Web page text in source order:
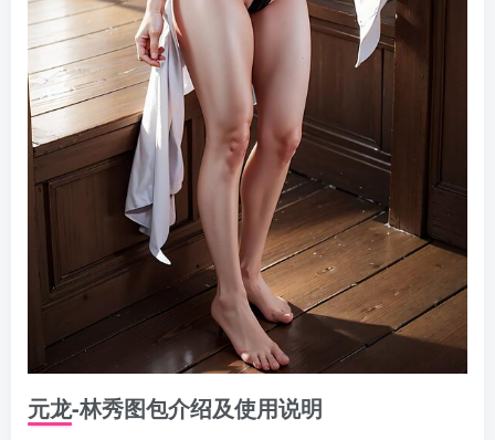
元龙-林秀图包介绍及使用说明